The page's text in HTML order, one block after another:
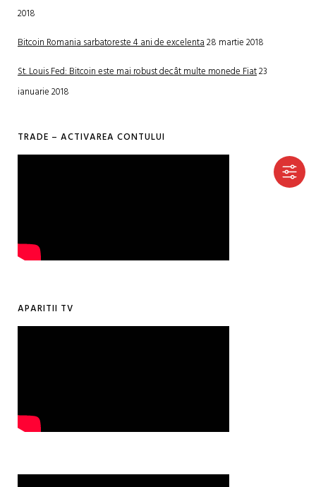
2018
Bitcoin Romania sarbatoreste 4 ani de excelenta28 martie 2018
St. Louis Fed: Bitcoin este mai robust decât multe monede Fiat23
ianuarie 2018
TRADE – ACTIVAREA CONTULUI
APARITII TV